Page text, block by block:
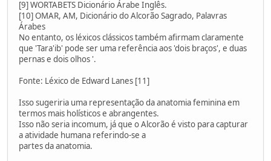
[9] WORTABETS Dicionário Árabe Inglês.
[10] OMAR, AM, Dicionário do Alcorão Sagrado, Palavras
Árabes
No entanto, os léxicos clássicos também afirmam claramente
que 'Tara'ib' pode ser uma referência aos 'dois braços', e duas
pernas e dois olhos '.
Fonte: Léxico de Edward Lanes [11]
Isso sugeriria uma representação da anatomia feminina em
termos mais holísticos e abrangentes.
Isso não seria incomum, já que o Alcorão é visto para capturar
a atividade humana referindo-se a
partes da anatomia.